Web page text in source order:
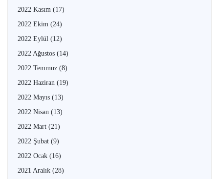
2022 Kasım (17)
2022 Ekim (24)
2022 Eylül (12)
2022 Ağustos (14)
2022 Temmuz (8)
2022 Haziran (19)
2022 Mayıs (13)
2022 Nisan (13)
2022 Mart (21)
2022 Şubat (9)
2022 Ocak (16)
2021 Aralık (28)